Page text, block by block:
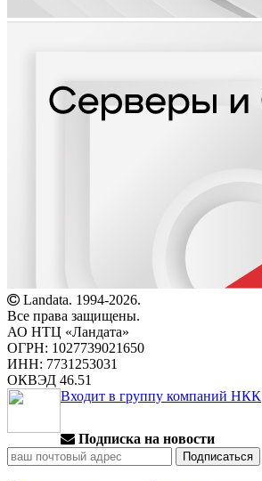
Landata. 1994-2026.
Все права защищены.
АО НТЦ «Ландата»
ОГРН: 1027739021650
ИНН: 7731253031
ОКВЭД 46.51
Входит в группу компаний НКК
Подписка на новости